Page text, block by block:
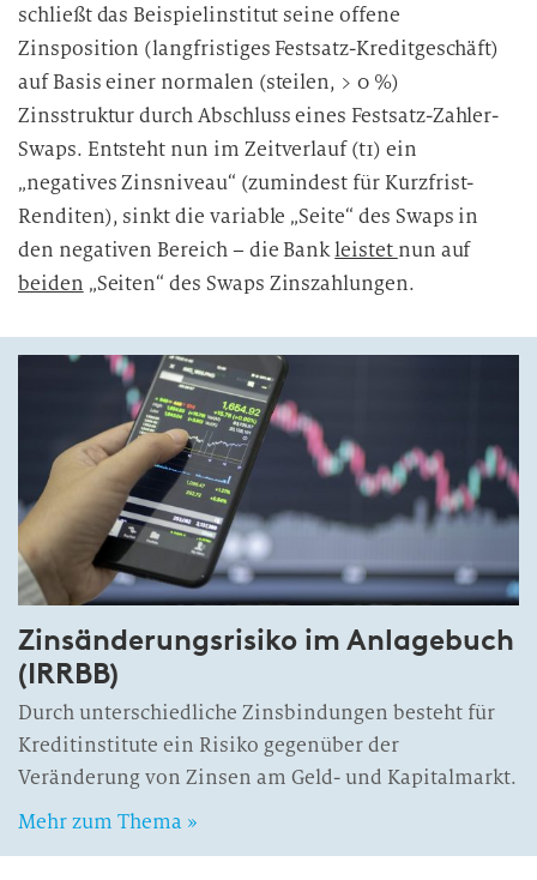
schließt das Beispielinstitut seine offene
Zinsposition (langfristiges Festsatz-Kreditgeschäft)
auf Basis einer normalen (steilen, > 0 %)
Zinsstruktur durch Abschluss eines Festsatz-Zahler-
Swaps. Entsteht nun im Zeitverlauf (t1) ein
„negatives Zinsniveau“ (zumindest für Kurzfrist-
Renditen), sinkt die variable „Seite“ des Swaps in
den negativen Bereich – die Bankleistet nun auf
beiden „Seiten“ des Swaps Zinszahlungen.
Zinsänderungsrisiko im Anlagebuch
(IRRBB)
Durch unterschiedliche Zinsbindungen besteht für
Kreditinstitute ein Risiko gegenüber der
Veränderung von Zinsen am Geld- und Kapitalmarkt.
Mehr zum Thema »